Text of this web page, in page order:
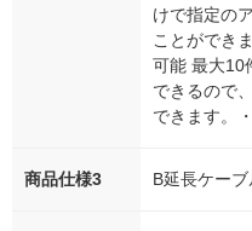
けで指定の
ことができ
可能 最大10
できるので
できます。
商品仕様3 B延長ケーブ